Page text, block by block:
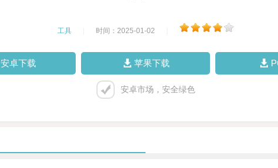
工具 时间：2025-01-02
安卓下载 苹果下载
安卓市场，安全绿色